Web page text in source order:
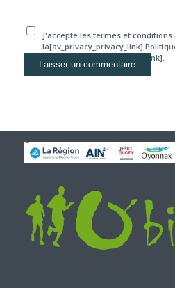
J'accepte les termes et conditions
la[av_privacy_privacy_link]
confidentialité[/av_privacy_link].